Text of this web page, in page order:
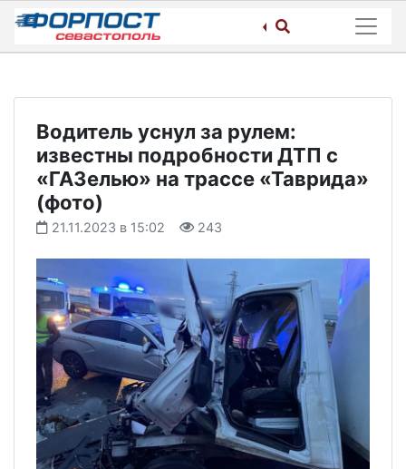
Skip
content
Водитель уснул за рулем:
известны подробности ДТП с
«ГАЗелью» на трассе «Таврида»
(фото)
21.11.2023 в 15:02 243